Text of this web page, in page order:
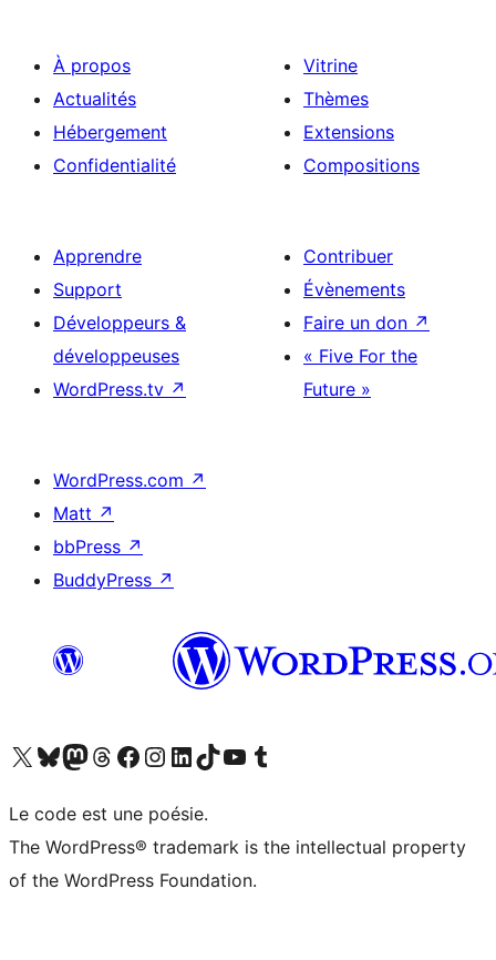
À propos
Actualités
Hébergement
Confidentialité
Vitrine
Thèmes
Extensions
Compositions
Apprendre
Support
Développeurs &
développeuses
WordPress.tv ↗
Contribuer
Évènements
Faire un don ↗
« Five For the
Future »
WordPress.com ↗
Matt ↗
bbPress ↗
BuddyPress ↗
Visitez notre compte X (précédemment Twitter)
Visiter notre compte Bluesky
Visiter notre compte Mastodon
Visiter notre compte Threads
Consulter notre compte Facebook
Consulter notre compte Instagram
Consulter notre compte LinkedIn
Visiter notre compte TokTok
Visiter notre chaîne YouTube
Visiter notre compte Tumblr
Le code est une poésie.
The WordPress® trademark is the intellectual property
of the WordPress Foundation.